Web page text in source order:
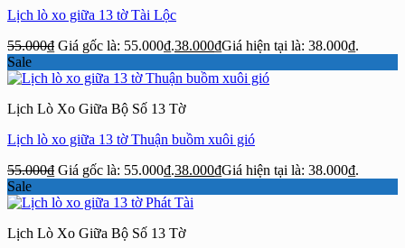
Lịch lò xo giữa 13 tờ Tài Lộc
55.000₫ Giá gốc là: 55.000₫.38.000₫Giá hiện tại là: 38.000₫.
Sale
Lịch Lò Xo Giữa Bộ Số 13 Tờ
Lịch lò xo giữa 13 tờ Thuận buồm xuôi gió
55.000₫ Giá gốc là: 55.000₫.38.000₫Giá hiện tại là: 38.000₫.
Sale
Lịch Lò Xo Giữa Bộ Số 13 Tờ